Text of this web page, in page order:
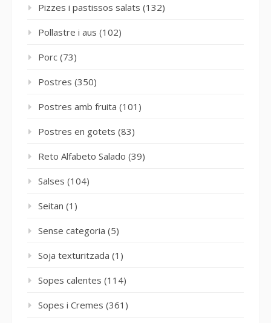
Pizzes i pastissos salats (132)
Pollastre i aus (102)
Porc (73)
Postres (350)
Postres amb fruita (101)
Postres en gotets (83)
Reto Alfabeto Salado (39)
Salses (104)
Seitan (1)
Sense categoria (5)
Soja texturitzada (1)
Sopes calentes (114)
Sopes i Cremes (361)